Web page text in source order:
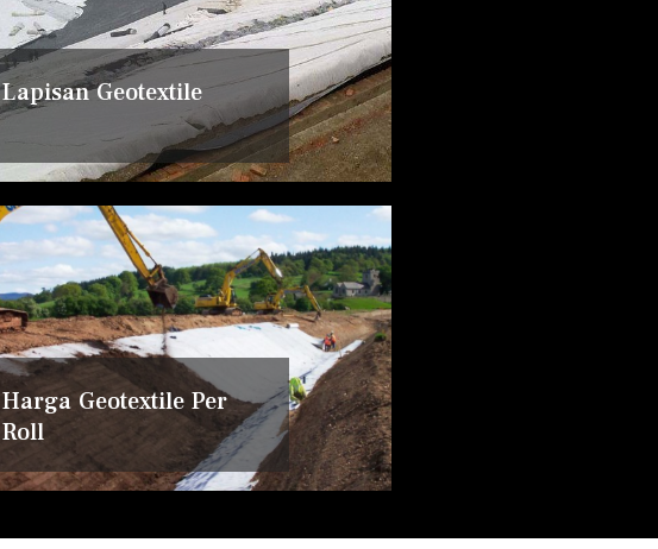
Lapisan Geotextile
Harga Geotextile Per
Roll